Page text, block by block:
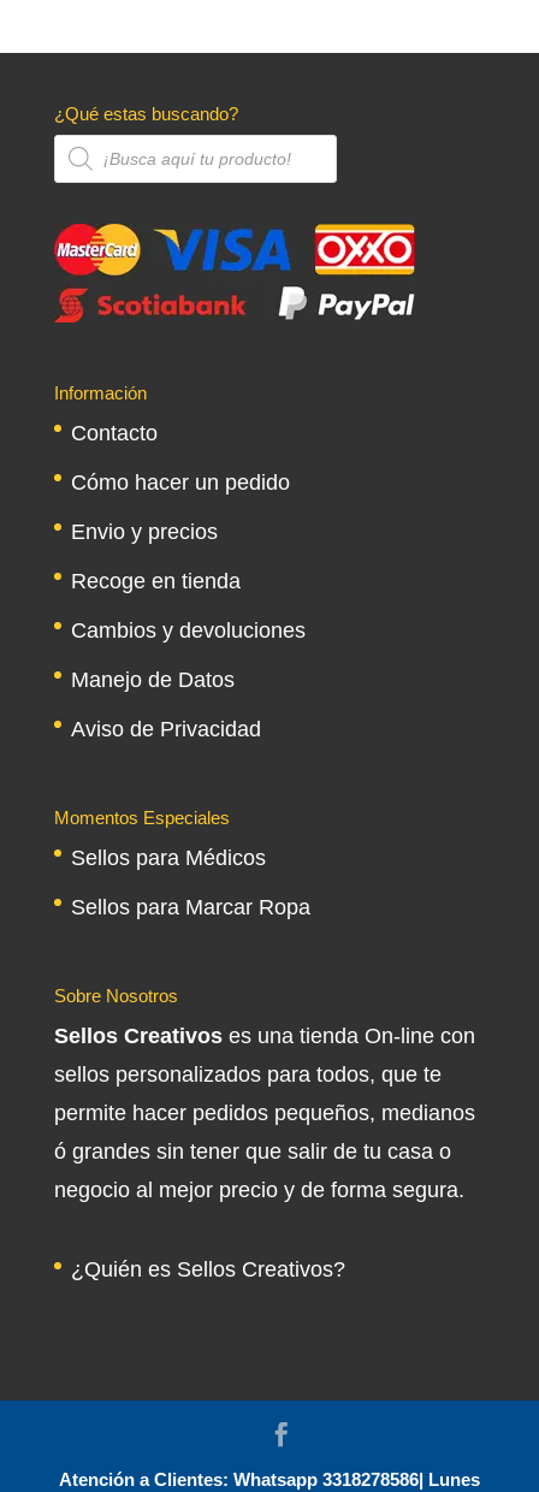
¿Qué estas buscando?
Búsqueda
productos
Información
Contacto
Cómo hacer un pedido
Envio y precios
Recoge en tienda
Cambios y devoluciones
Manejo de Datos
Aviso de Privacidad
Momentos Especiales
Sellos para Médicos
Sellos para Marcar Ropa
Sobre Nosotros
Sellos Creativoses una tienda On-line con
sellos personalizados para todos, que te
permite hacer pedidos pequeños, medianos
ó grandes sin tener que salir de tu casa o
negocio al mejor precio y de forma segura.
¿Quién es Sellos Creativos?
Atención a Clientes: Whatsapp 3318278586| Lunes